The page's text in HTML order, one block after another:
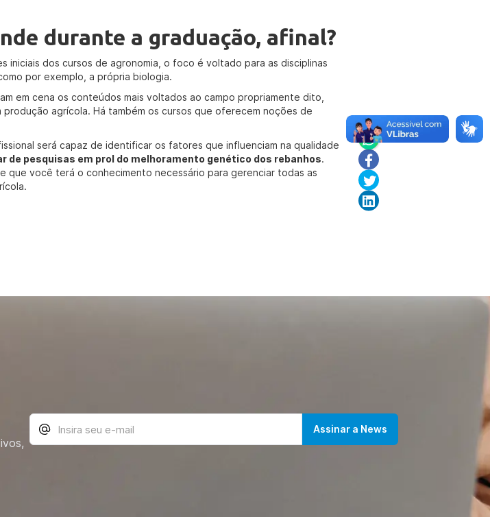
durante a graduação, afinal?
iniciais dos cursos de agronomia, o foco é voltado para as disciplinas
por exemplo, a própria biologia.
em cena os conteúdos mais voltados ao campo propriamente dito,
produção agrícola. Há também os cursos que oferecem noções de
será capaz de identificar os fatores que influenciam na qualidade
de pesquisas em prol do melhoramento genético dos rebanhos.
que você terá o conhecimento necessário para gerenciar todas as